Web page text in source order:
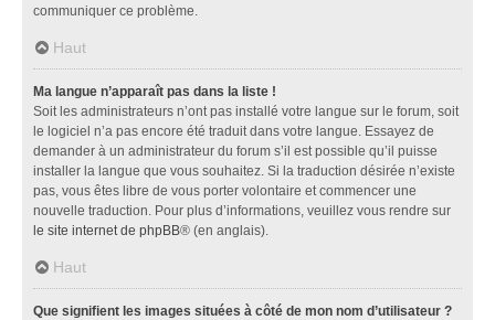
communiquer ce problème.
Haut
Ma langue n’apparaît pas dans la liste !
Soit les administrateurs n’ont pas installé votre langue sur le forum, soit
le logiciel n’a pas encore été traduit dans votre langue. Essayez de
demander à un administrateur du forum s’il est possible qu’il puisse
installer la langue que vous souhaitez. Si la traduction désirée n’existe
pas, vous êtes libre de vous porter volontaire et commencer une
nouvelle traduction. Pour plus d’informations, veuillez vous rendre sur
le site internet de phpBB® (en anglais).
Haut
Que signifient les images situées à côté de mon nom d’utilisateur ?